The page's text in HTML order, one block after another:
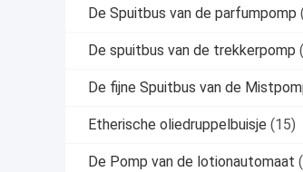
De Spuitbus van de parfumpomp
De spuitbus van de trekkerpomp
De fijne Spuitbus van de
Etherische oliedruppelbuisje (15)
De Pomp van de lotionautomaat